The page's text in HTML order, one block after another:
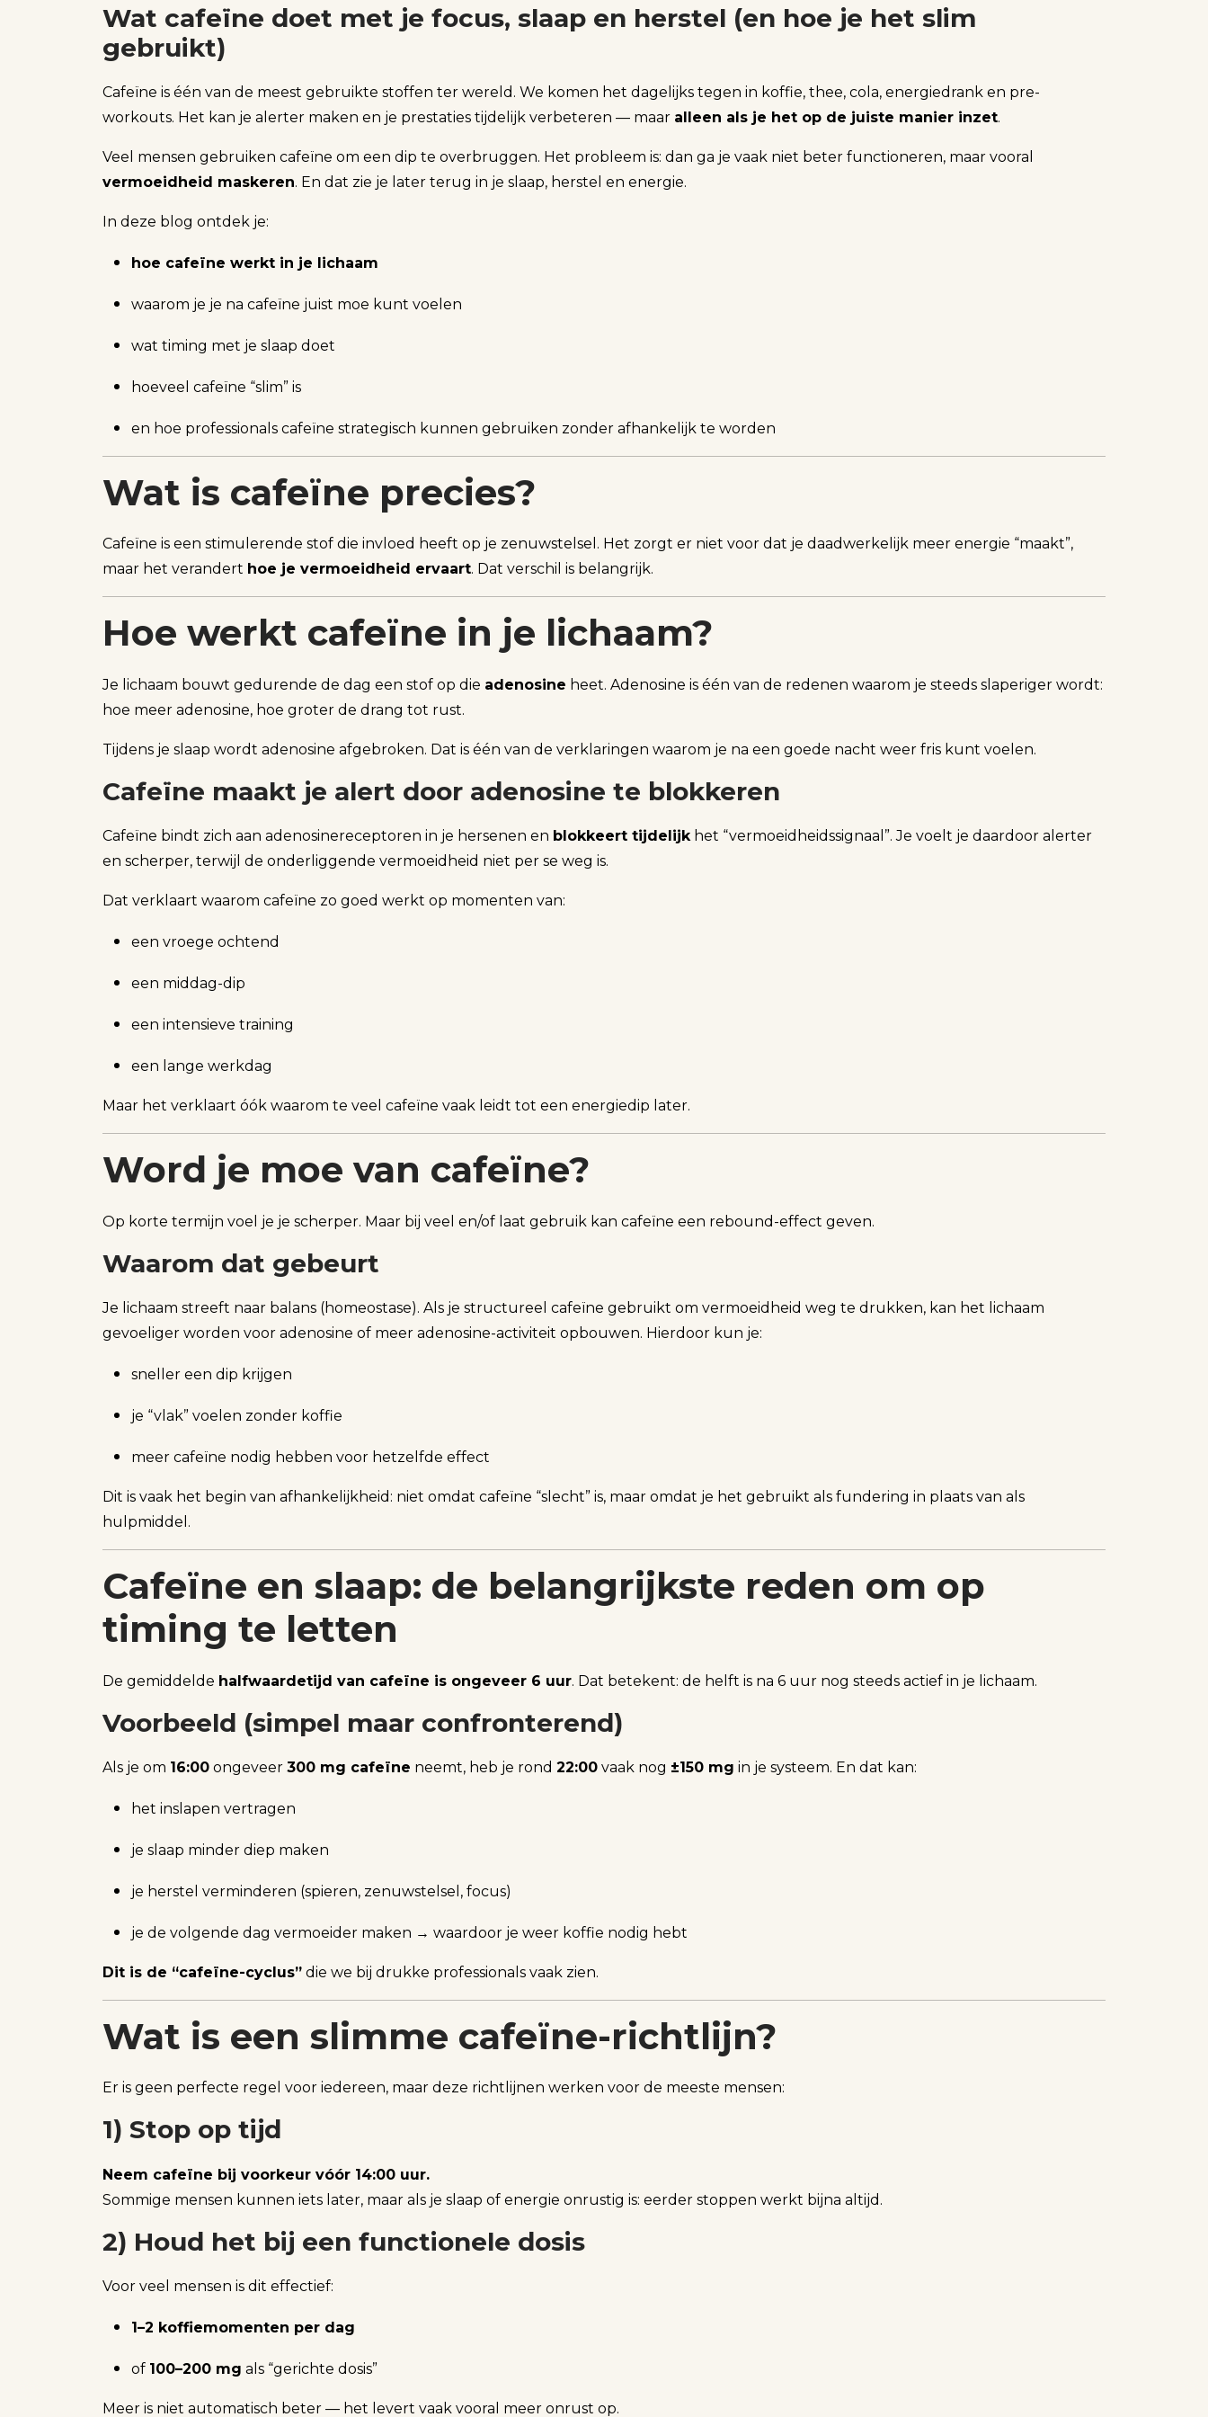
Wat cafeïne doet met je focus, slaap en herstel (en hoe je het slim
gebruikt)
Cafeïne is één van de meest gebruikte stoffen ter wereld. We komen het dagelijks tegen in koffie, thee, cola, energiedrank en pre-
workouts. Het kan je alerter maken en je prestaties tijdelijk verbeteren — maar alleen als je het op de juiste manier inzet.
Veel mensen gebruiken cafeïne om een dip te overbruggen. Het probleem is: dan ga je vaak niet beter functioneren, maar vooral
vermoeidheid maskeren. En dat zie je later terug in je slaap, herstel en energie.
In deze blog ontdek je:
hoe cafeïne werkt in je lichaam
waarom je je na cafeïne juist moe kunt voelen
wat timing met je slaap doet
hoeveel cafeïne “slim” is
en hoe professionals cafeïne strategisch kunnen gebruiken zonder afhankelijk te worden
Wat is cafeïne precies?
Cafeïne is een stimulerende stof die invloed heeft op je zenuwstelsel. Het zorgt er niet voor dat je daadwerkelijk meer energie “maakt”,
maar het verandert hoe je vermoeidheid ervaart. Dat verschil is belangrijk.
Hoe werkt cafeïne in je lichaam?
Je lichaam bouwt gedurende de dag een stof op die adenosine heet. Adenosine is één van de redenen waarom je steeds slaperiger wordt:
hoe meer adenosine, hoe groter de drang tot rust.
Tijdens je slaap wordt adenosine afgebroken. Dat is één van de verklaringen waarom je na een goede nacht weer fris kunt voelen.
Cafeïne maakt je alert door adenosine te blokkeren
Cafeïne bindt zich aan adenosinereceptoren in je hersenen en blokkeert tijdelijkhet “vermoeidheidssignaal”. Je voelt je daardoor alerter
en scherper, terwijl de onderliggende vermoeidheid niet per se weg is.
Dat verklaart waarom cafeïne zo goed werkt op momenten van:
een vroege ochtend
een middag-dip
een intensieve training
een lange werkdag
Maar het verklaart óók waarom te veel cafeïne vaak leidt tot een energiedip later.
Word je moe van cafeïne?
Op korte termijn voel je je scherper. Maar bij veel en/of laat gebruik kan cafeïne een rebound-effect geven.
Waarom dat gebeurt
Je lichaam streeft naar balans (homeostase). Als je structureel cafeïne gebruikt om vermoeidheid weg te drukken, kan het lichaam
gevoeliger worden voor adenosine of meer adenosine-activiteit opbouwen. Hierdoor kun je:
sneller een dip krijgen
je “vlak” voelen zonder koffie
meer cafeïne nodig hebben voor hetzelfde effect
Dit is vaak het begin van afhankelijkheid: niet omdat cafeïne “slecht” is, maar omdat je het gebruikt als fundering in plaats van als
hulpmiddel.
Cafeïne en slaap: de belangrijkste reden om op
timing te letten
De gemiddelde halfwaardetijd van cafeïne is ongeveer 6 uur. Dat betekent: de helft is na 6 uur nog steeds actief in je lichaam.
Voorbeeld (simpel maar confronterend)
Als je om 16:00 ongeveer 300 mg cafeïne neemt, heb je rond 22:00 vaak nog ±150 mg in je systeem. En dat kan:
het inslapen vertragen
je slaap minder diep maken
je herstel verminderen (spieren, zenuwstelsel, focus)
je de volgende dag vermoeider maken → waardoor je weer koffie nodig hebt
Dit is de “cafeïne-cyclus” die we bij drukke professionals vaak zien.
Wat is een slimme cafeïne-richtlijn?
Er is geen perfecte regel voor iedereen, maar deze richtlijnen werken voor de meeste mensen:
1) Stop op tijd
Neem cafeïne bij voorkeur vóór 14:00 uur.
Sommige mensen kunnen iets later, maar als je slaap of energie onrustig is: eerder stoppen werkt bijna altijd.
2) Houd het bij een functionele dosis
Voor veel mensen is dit effectief:
1–2 koffiemomenten per dag
of 100–200 mg als “gerichte dosis”
Meer is niet automatisch beter — het levert vaak vooral meer onrust op.